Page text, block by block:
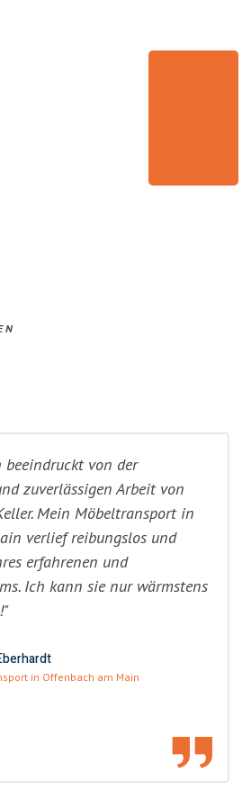
von der
zuverlässigen Arbeit von
Mein Möbeltransport in
verlief reibungslos und
erfahrenen und
Ich kann sie nur wärmstens
in Offenbach am Main